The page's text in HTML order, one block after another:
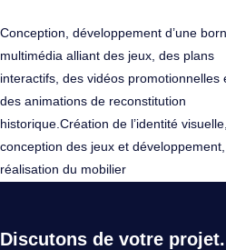
Conception, développement d’une
multimédia alliant des jeux, des plans
interactifs, des vidéos promotionnelles
des animations de reconstitution
historique.Création de l’identité visuelle,
conception des jeux et développement,
réalisation du mobilier
Discutons de votre projet.